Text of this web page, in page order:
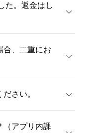
た。返金はし
合、二重にお
さい。
（アプリ内課